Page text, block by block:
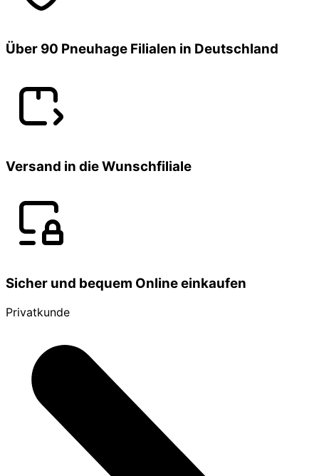
Über 90 Pneuhage Filialen in Deutschland
Versand in die Wunschfiliale
Sicher und bequem Online einkaufen
Privatkunde